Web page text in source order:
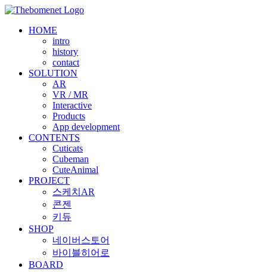
Skip
contentHOME
intro
history
contact
SOLUTION
AR
VR / MR
Interactive
Products
App development
CONTENTS
Cuticats
Cubeman
CuteAnimal
PROJECT
스케치AR
콘젠
키듀
SHOP
네이버스토어
바이블히어로
BOARD